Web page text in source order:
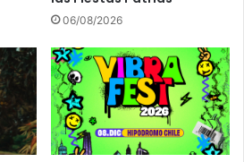
06/08/2026